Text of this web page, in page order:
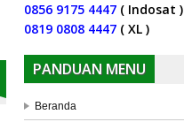
0856 9175 4447 ( Indosat )
0819 0808 4447 ( XL )
PANDUAN MENU
Beranda